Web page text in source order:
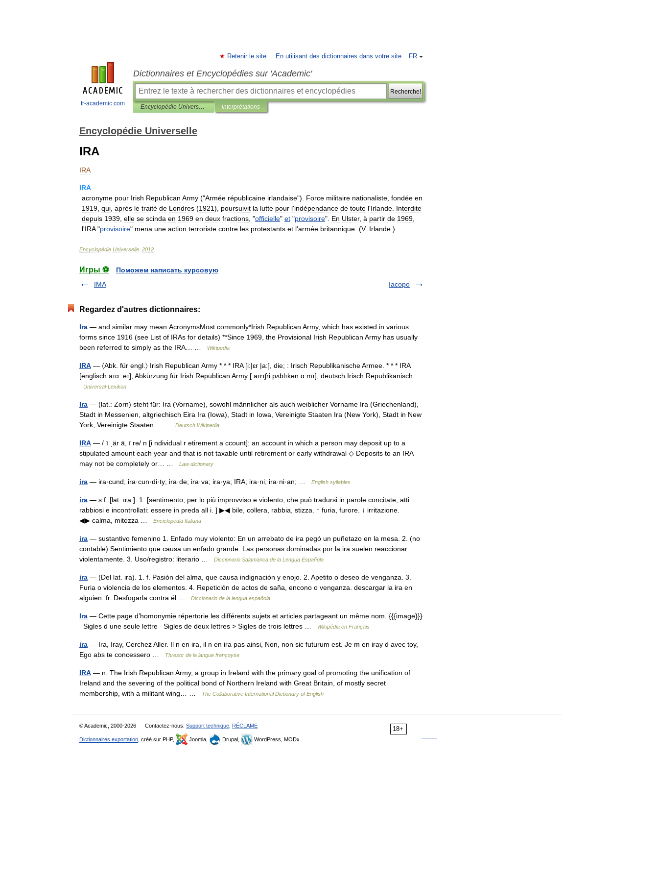
fr-academic.com
FR
Retenir le site En utilisant des dictionnaires dans votre site
Dictionnaires et Encyclopédies sur 'Academic'
Recherche!
Encyclopédie Universelle interprétations
Encyclopédie Universelle
IRA
IRA
IRA
acronyme pour Irish Republican Army ("Armée républicaine irlandaise"). Force militaire nationaliste fondée en
1919 qui après le traité de Londres (1921), poursuivit la lutte pour l'indépendance de toute l'Irlande Interdite
depuis 1939 elle se scinda en 1969 en deux fractions , "officielle" et "provisoire". En Ulster, à partir de 1969
l'IRA"provisoire" mena une action terroriste contre les protestants et l'armée britannique . (V. Irlande .)
Encyclopédie Universelle 2012
Игры ⚽
Поможем написать курсовую
IMA
Iacopo
Regardez d'autres dictionnaires:
Ira — and similar may mean:AcronymsMost commonly*Irish Republican Army, which has existed in various
forms since 1916 (see List of IRAs for details) **Since 1969, the Provisional Irish Republican Army has usually
been referred to simply as the IRA… …
Wikipedia
IRA — 〈Abk. für engl.〉 Irish Republican Army * * * IRA [i:|ɛr |a:], die; : Irisch Republikanische Armee. * * * IRA
[englisch aɪɑː eɪ], Abkürzung für Irish Republican Army [ aɪrɪʃri pʌblɪkən ɑːmɪ], deutsch Irisch Republikanisch …
Universal-Lexikon
Ira — (lat.: Zorn) steht für: Ira (Vorname), sowohl männlicher als auch weiblicher Vorname Ira (Griechenland),
Stadt in Messenien, altgriechisch Eira Ira (Iowa), Stadt in Iowa, Vereinigte Staaten Ira (New York), Stadt in New
York, Vereinigte Staaten… …
Deutsch Wikipedia
IRA — /ˌī ˌär ā, ī rə/ n [i ndividual r etirement a ccount]: an account in which a person may deposit up to a
stipulated amount each year and that is not taxable until retirement or early withdrawal ◇ Deposits to an IRA
may not be completely or… …
Law dictionary
ira — ira·cund; ira·cun·di·ty; ira·de; ira·va; ira·ya; IRA; ira·ni; ira·ni·an; … English syllables
ira — s.f. [lat. īra ]. 1. [sentimento, per lo più improvviso e violento, che può tradursi in parole concitate, atti
rabbiosi e incontrollati: essere in preda all i. ] ▶◀ bile, collera, rabbia, stizza. ↑ furia, furore. ↓ irritazione.
◀▶ calma, mitezza …
Enciclopedia Italiana
ira — sustantivo femenino 1. Enfado muy violento: En un arrebato de ira pegó un puñetazo en la mesa. 2. (no
contable) Sentimiento que causa un enfado grande: Las personas dominadas por la ira suelen reaccionar
violentamente. 3. Uso/registro: literario …
Diccionario Salamanca de la Lengua Española
ira — (Del lat. ira). 1. f. Pasión del alma, que causa indignación y enojo. 2. Apetito o deseo de venganza. 3.
Furia o violencia de los elementos. 4. Repetición de actos de saña, encono o venganza. descargar la ira en
alguien. fr. Desfogarla contra él …
Diccionario de la lengua española
Ira — Cette page d’homonymie répertorie les différents sujets et articles partageant un même nom. {{{image}}}
Sigles d une seule lettre Sigles de deux lettres > Sigles de trois lettres …
Wikipédia en Français
ira — Ira, Iray, Cerchez Aller. Il n en ira, il n en ira pas ainsi, Non, non sic futurum est. Je m en iray d avec toy,
Ego abs te concessero …
Thresor de la langue françoyse
IRA — n. The Irish Republican Army, a group in Ireland with the primary goal of promoting the unification of
Ireland and the severing of the political bond of Northern Ireland with Great Britain, of mostly secret
membership, with a militant wing… …
The Collaborative International Dictionary of English
18+
© Academic, 2000-2026 Contactez-nous: Support technique RÉCLAME
Dictionnaires exportation , créé sur PHP, Joomla, Drupal, WordPress, MODx.